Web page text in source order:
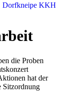
Dorfkneipe KKH
die Proben
hat der
Sitzordnung